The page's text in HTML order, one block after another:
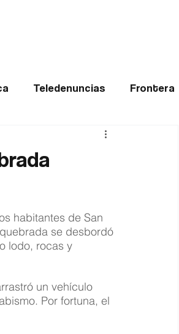
Teledenuncias Frontera
Buenas noticias
habitantes de San
se desbordó
lodo, rocas y
un vehículo
Por fortuna, el